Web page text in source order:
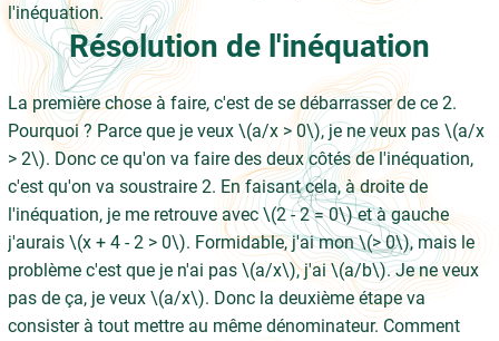
l'inéquation.
Résolution de l'inéquation
La première chose à faire, c'est de se débarrasser de ce 2.
Pourquoi ? Parce que je veux \(a/x > 0\), je ne veux pas \(a/x
> 2\). Donc ce qu'on va faire des deux côtés de l'inéquation,
c'est qu'on va soustraire 2. En faisant cela, à droite de
l'inéquation, je me retrouve avec \(2 - 2 = 0\) et à gauche
j'aurais \(x + 4 - 2 > 0\). Formidable, j'ai mon \(> 0\), mais le
problème c'est que je n'ai pas \(a/x\), j'ai \(a/b\). Je ne veux
pas de ça, je veux \(a/x\). Donc la deuxième étape va
consister à tout mettre au même dénominateur. Comment